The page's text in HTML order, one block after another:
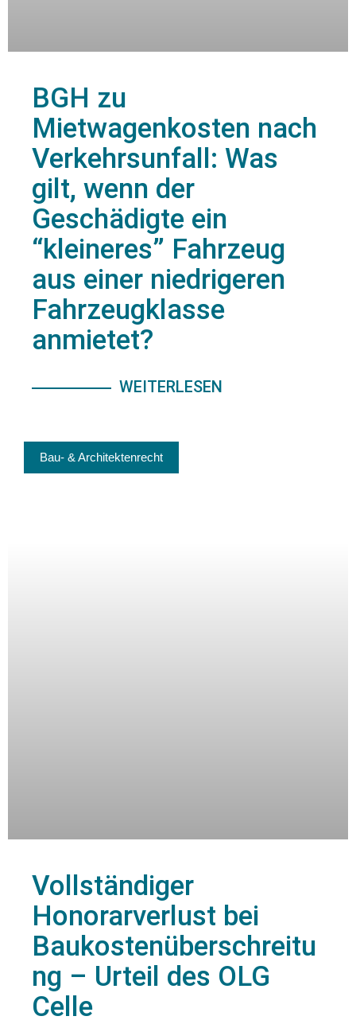
BGH zu
Mietwagenkosten nach
Verkehrsunfall: Was
gilt, wenn der
Geschädigte ein
“kleineres” Fahrzeug
aus einer niedrigeren
Fahrzeugklasse
anmietet?
WEITERLESEN
Bau- & Architektenrecht
Vollständiger
Honorarverlust bei
Baukostenüberschreitu
ng – Urteil des OLG
Celle